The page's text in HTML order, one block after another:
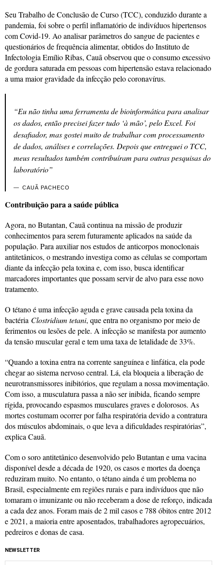
Seu Trabalho de Conclusão de Curso (TCC), conduzido durante a
pandemia, foi sobre o perfil inflamatório de indivíduos hipertensos
com Covid-19. Ao analisar parâmetros do sangue de pacientes e
questionários de frequência alimentar, obtidos do Instituto de
Infectologia Emílio Ribas, Cauã observou que o consumo excessivo
de gordura saturada em pessoas com hipertensão estava relacionado
a uma maior gravidade da infecção pelo coronavírus.
“Eu não tinha uma ferramenta de bioinformática para analisar
os dados, então precisei fazer tudo ‘à mão’, pelo Excel. Foi
desafiador, mas gostei muito de trabalhar com processamento
de dados, análises e correlações. Depois que entreguei o TCC,
meus resultados também contribuíram para outras pesquisas do
laboratório”
CAUÃ PACHECO
Contribuição para a saúde pública
Agora, no Butantan, Cauã continua na missão de produzir
conhecimentos para serem futuramente aplicados na saúde da
população. Para auxiliar nos estudos de anticorpos monoclonais
antitetânicos, o mestrando investiga como as células se comportam
diante da infecção pela toxina e, com isso, busca identificar
marcadores importantes que possam servir de alvo para esse novo
tratamento.
O tétano é uma infecção aguda e grave causada pela toxina da
bactéria Clostridium tetani, que entra no organismo por meio de
ferimentos ou lesões de pele. A infecção se manifesta por aumento
da tensão muscular geral e tem uma taxa de letalidade de 33%.
“Quando a toxina entra na corrente sanguínea e linfática, ela pode
chegar ao sistema nervoso central. Lá, ela bloqueia a liberação de
neurotransmissores inibitórios, que regulam a nossa movimentação.
Com isso, a musculatura passa a não ser inibida, ficando sempre
rígida, provocando espasmos musculares graves e dolorosos. As
mortes costumam ocorrer por falha respiratória devido a contratura
dos músculos abdominais, o que leva a dificuldades respiratórias”,
explica Cauã.
Com o soro antitetânico desenvolvido pelo Butantan e uma vacina
disponível desde a década de 1920, os casos e mortes da doença
reduziram muito. No entanto, o tétano ainda é um problema no
Brasil, especialmente em regiões rurais e para indivíduos que não
tomaram o imunizante ou não receberam a dose de reforço, indicada
a cada dez anos. Foram mais de 2 mil casos e 788 óbitos entre 2012
e 2021, a maioria entre aposentados, trabalhadores agropecuários,
pedreiros e donas de casa.
NEWSLETTER